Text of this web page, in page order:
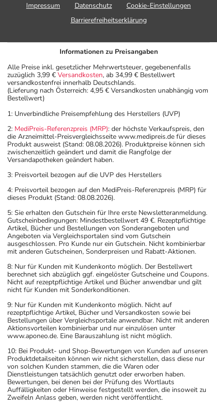
Die Anwendungsdauer richtet sich nach Art der
Beschwerde und/oder Dauer der Erkrankung und wird
Es kann zu einer Vielzahl von
Überdosierungserscheinungen kommen, unter anderem
zu Übelkeit, Erbrechen, Krämpfen und Benommenheit.
Setzen Sie sich bei dem Verdacht auf eine Überdosierung
umgehend mit einem Arzt in Verbindung.
Einnahme vergessen?
Setzen Sie die Einnahme zum nächsten vorgeschriebenen
Zeitpunkt ganz normal (also nicht mit der doppelten
Menge) fort.
Generell gilt: Achten Sie vor allem bei Säuglingen,
Kleinkindern und älteren Menschen auf eine
gewissenhafte Dosierung. Im Zweifelsfalle fragen Sie
Ihren Arzt oder Apotheker nach etwaigen Auswirkungen
oder Vorsichtsmaßnahmen.
Eine vom Arzt verordnete Dosierung kann von den
Angaben der Packungsbeilage abweichen. Da der Arzt sie
individuell abstimmt, sollten Sie das Arzneimittel daher
nach seinen Anweisungen anwenden.
Aufbewahrung
Wichtige Hinweise
Was sollten Sie beachten?
- Vorsicht: Das Reaktionsvermögen kann auch bei
bestimmungsgemäßem Gebrauch beeinträchtigt sein.
Achten Sie vor allem darauf, wenn Sie am Straßenverkehr
Impressum
Datenschutz
Cookie-Einstellungen
Barrierefreiheitserklärung
Informationen zu Preisangaben
Alle Preise inkl. gesetzlicher Mehrwertsteuer, gegebenenfalls
zuzüglich 3,99 € Versandkosten, ab 34,99 € Bestellwert
versandkostenfrei innerhalb Deutschlands.
(Lieferung nach Österreich: 4,95 € Versandkosten unabhängig vom
Bestellwert)
1: Unverbindliche Preisempfehlung des Herstellers (UVP)
2: MediPreis-Referenzpreis (MRP): der höchste Verkaufspreis, den
die Arzneimittel-Preisvergleichsseite www.medipreis.de für dieses
Produkt ausweist (Stand: 08.08.2026). Produktpreise können sich
zwischenzeitlich geändert und damit die Rangfolge der
Versandapotheken geändert haben.
3: Preisvorteil bezogen auf die UVP des Herstellers
4: Preisvorteil bezogen auf den MediPreis-Referenzpreis (MRP) für
dieses Produkt (Stand: 08.08.2026).
5: Sie erhalten den Gutschein für Ihre erste Newsletteranmeldung.
Gutscheinbedingungen: Mindestbestellwert 49 €. Rezeptpflichtige
Artikel, Bücher und Bestellungen von Sonderangeboten und
Angeboten via Vergleichsportalen sind vom Gutschein
ausgeschlossen. Pro Kunde nur ein Gutschein. Nicht kombinierbar
mit anderen Gutscheinen, Sonderpreisen und Rabatt-Aktionen.
8: Nur für Kunden mit Kundenkonto möglich. Der Bestellwert
berechnet sich abzüglich ggf. eingelöster Gutscheine und Coupons.
Nicht auf rezeptpflichtige Artikel und Bücher anwendbar und gilt
nicht für Kunden mit Sonderkonditionen.
9: Nur für Kunden mit Kundenkonto möglich. Nicht auf
rezeptpflichtige Artikel, Bücher und Versandkosten sowie bei
Bestellungen über Vergleichsportale anwendbar. Nicht mit anderen
Aktionsvorteilen kombinierbar und nur einzulösen unter
www.aponeo.de. Eine Barauszahlung ist nicht möglich.
10: Bei Produkt- und Shop-Bewertungen von Kunden auf unseren
Produktdetailseiten können wir nicht sicherstellen, dass diese nur
von solchen Kunden stammen, die die Waren oder
Dienstleistungen tatsächlich genutzt oder erworben haben.
Bewertungen, bei denen bei der Prüfung des Wortlauts
Auffälligkeiten oder Hinweise festgestellt werden, die insoweit zu
Zweifeln Anlass geben, werden nicht veröffentlicht.